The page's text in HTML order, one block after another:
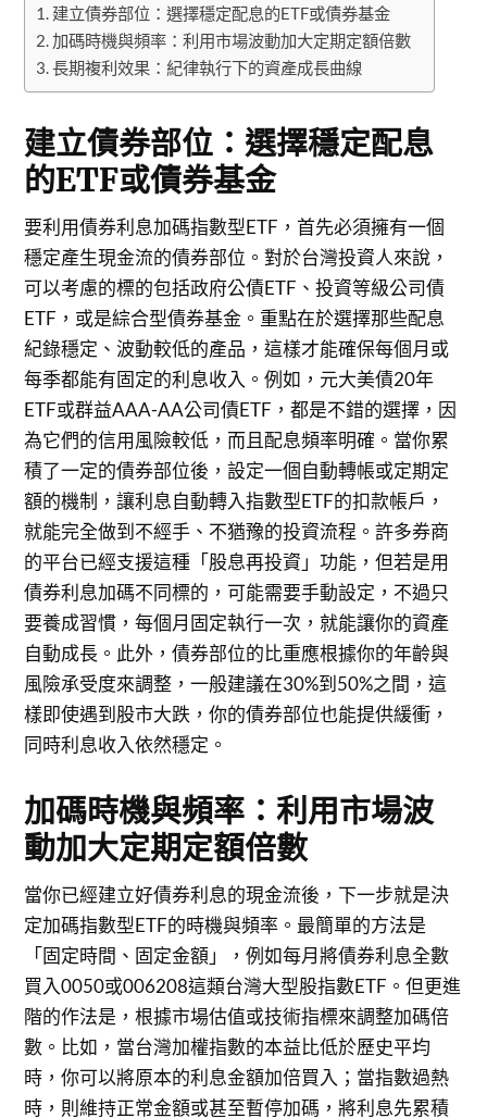
建立債券部位：選擇穩定配息的ETF或債券基金
加碼時機與頻率：利用市場波動加大定期定額倍數
長期複利效果：紀律執行下的資產成長曲線
建立債券部位：選擇穩定配息
的ETF或債券基金
要利用債券利息加碼指數型ETF，首先必須擁有一個
穩定產生現金流的債券部位。對於台灣投資人來說，
可以考慮的標的包括政府公債ETF、投資等級公司債
ETF，或是綜合型債券基金。重點在於選擇那些配息
紀錄穩定、波動較低的產品，這樣才能確保每個月或
每季都能有固定的利息收入。例如，元大美債20年
ETF或群益AAA-AA公司債ETF，都是不錯的選擇，因
為它們的信用風險較低，而且配息頻率明確。當你累
積了一定的債券部位後，設定一個自動轉帳或定期定
額的機制，讓利息自動轉入指數型ETF的扣款帳戶，
就能完全做到不經手、不猶豫的投資流程。許多券商
的平台已經支援這種「股息再投資」功能，但若是用
債券利息加碼不同標的，可能需要手動設定，不過只
要養成習慣，每個月固定執行一次，就能讓你的資產
自動成長。此外，債券部位的比重應根據你的年齡與
風險承受度來調整，一般建議在30%到50%之間，這
樣即使遇到股市大跌，你的債券部位也能提供緩衝，
同時利息收入依然穩定。
加碼時機與頻率：利用市場波
動加大定期定額倍數
當你已經建立好債券利息的現金流後，下一步就是決
定加碼指數型ETF的時機與頻率。最簡單的方法是
「固定時間、固定金額」，例如每月將債券利息全數
買入0050或006208這類台灣大型股指數ETF。但更進
階的作法是，根據市場估值或技術指標來調整加碼倍
數。比如，當台灣加權指數的本益比低於歷史平均
時，你可以將原本的利息金額加倍買入；當指數過熱
時，則維持正常金額或甚至暫停加碼，將利息先累積